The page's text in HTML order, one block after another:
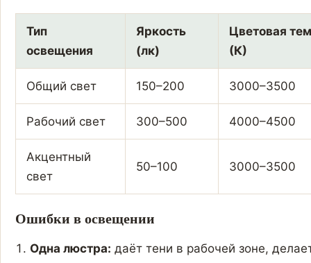
Тип
освещения
Яркость
(лк)
Цветовая
(К)
Общий свет 150–200 3000–3500
Рабочий свет 300–500 4000–4500
Акцентный
свет
50–100 3000–3500
Ошибки в освещении
Одна люстра: даёт тени в рабочей зоне,